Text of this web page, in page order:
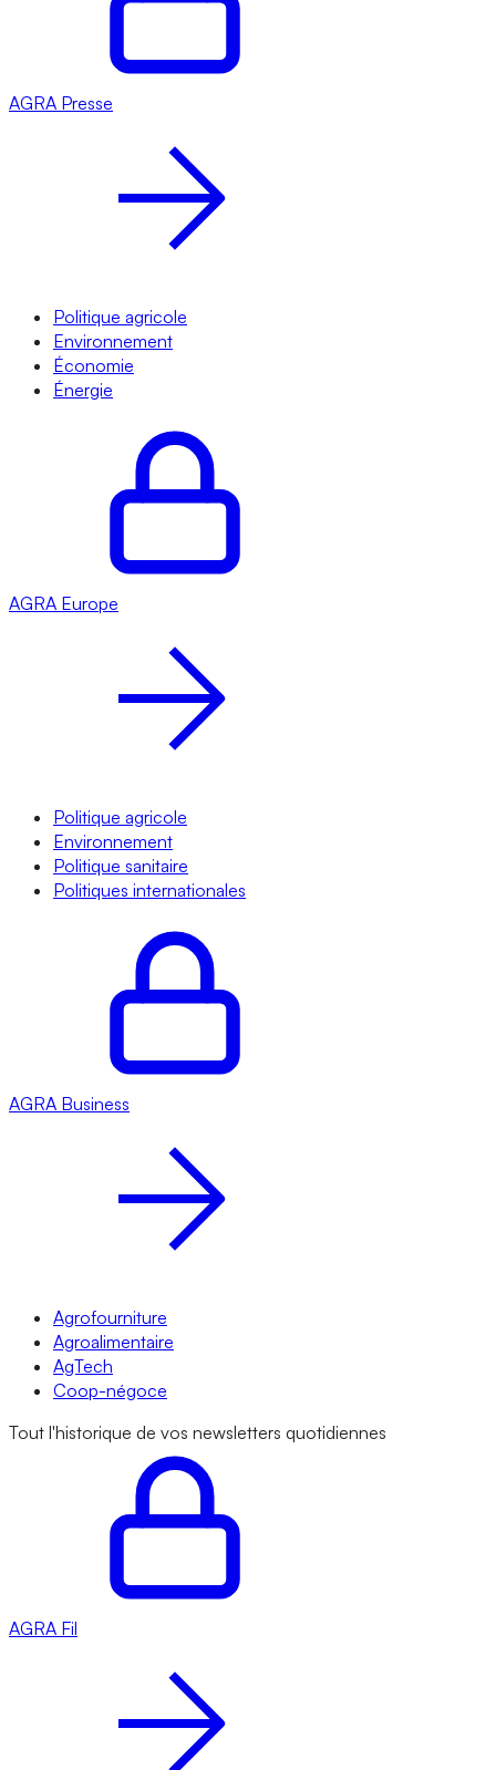
AGRA Presse
Politique agricole
Environnement
Économie
Énergie
AGRA Europe
Politique agricole
Environnement
Politique sanitaire
Politiques internationales
AGRA Business
Agrofourniture
Agroalimentaire
AgTech
Coop-négoce
Tout l'historique de vos newsletters quotidiennes
AGRA Fil